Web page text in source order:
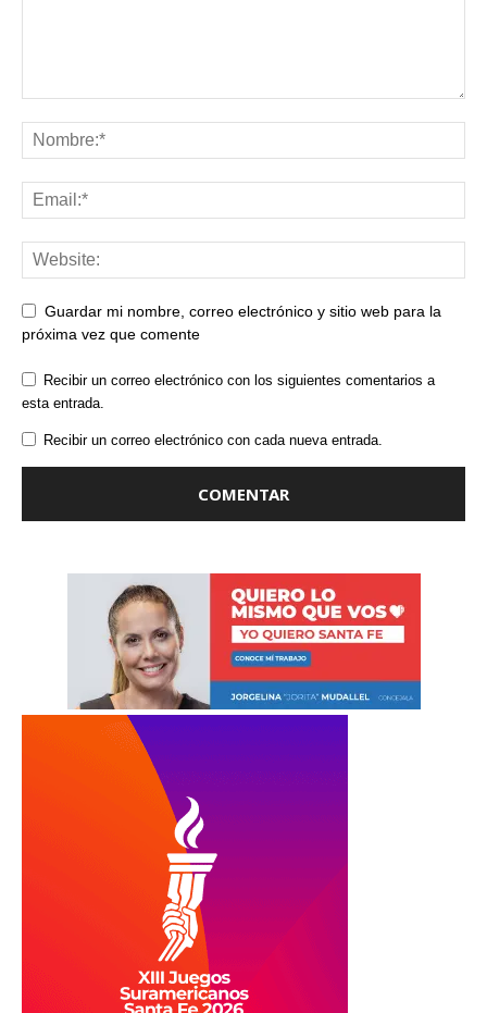
Guardar mi nombre, correo electrónico y sitio web para la
próxima vez que comente
Recibir un correo electrónico con los siguientes comentarios a
esta entrada.
Recibir un correo electrónico con cada nueva entrada.